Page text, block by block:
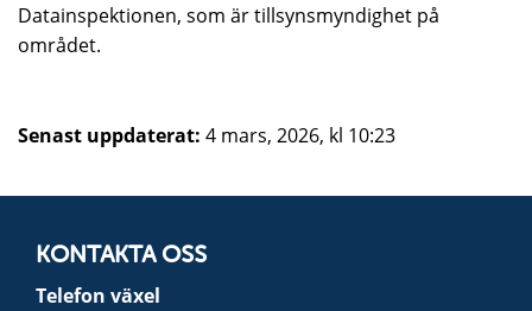
Datainspektionen, som är tillsynsmyndighet på
området.
Senast uppdaterat: 4 mars, 2026, kl 10:23
KONTAKTA OSS
Telefon växel